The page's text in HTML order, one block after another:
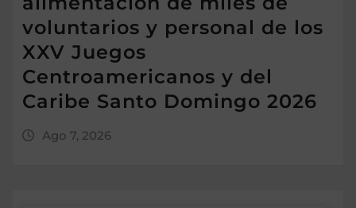
voluntarios y personal de los
XXV Juegos
Centroamericanos y del
Caribe Santo Domingo 2026
Ago 7, 2026